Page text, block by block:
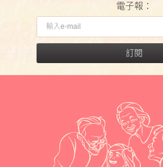
電子報：
訂閱